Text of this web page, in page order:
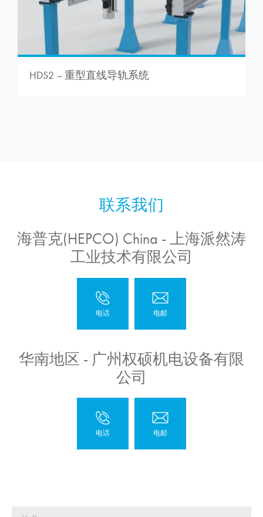
HDS2 – 重型直线导轨系统
海普克(HEPCO) China - 上海派然涛
工业技术有限公司
华南地区 - 广州权硕机电设备有限
公司